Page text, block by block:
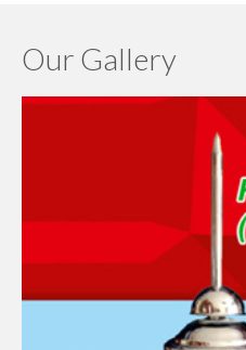
Our Gallery